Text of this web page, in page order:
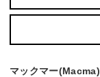
マックマー